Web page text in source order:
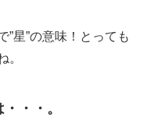
”星”の意味！とっても
。
・・。